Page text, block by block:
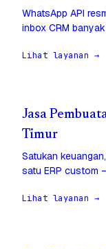
WhatsApp API
inbox CRM
Lihat layanan →
Jasa
Timur
Satukan
satu ERP custom
Lihat layanan →